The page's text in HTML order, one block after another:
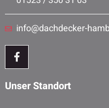
info@dachdecker-
Unser Standort